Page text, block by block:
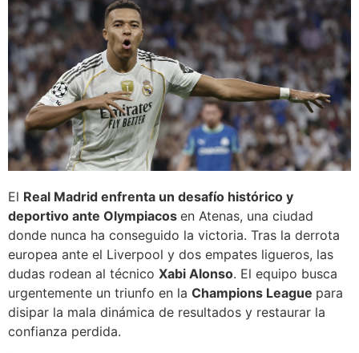
El Real Madrid enfrenta un desafío histórico y
deportivo ante Olympiacos en Atenas, una ciudad
donde nunca ha conseguido la victoria. Tras la derrota
europea ante el Liverpool y dos empates ligueros, las
dudas rodean al técnico Xabi Alonso. El equipo busca
urgentemente un triunfo en la Champions League para
disipar la mala dinámica de resultados y restaurar la
confianza perdida.